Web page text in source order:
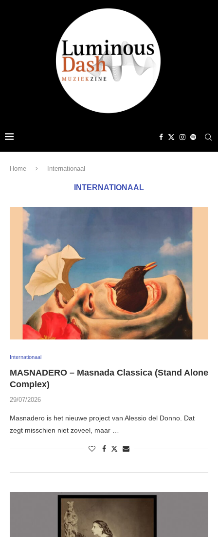
Home Internationaal
INTERNATIONAAL
Internationaal
MASNADERO – Masnada Classica (Stand Alone
Complex)
29/07/2026
Masnadero is het nieuwe project van Alessio del Donno. Dat
zegt misschien niet zoveel, maar …